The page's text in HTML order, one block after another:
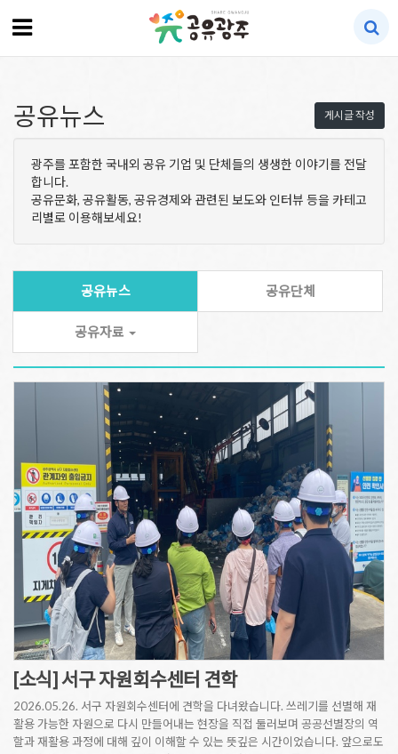
게시글 작성
공유뉴스
광주를 포함한 국내외 공유 기업 및 단체들의 생생한 이야기를 전달
합니다.
공유문화, 공유활동, 공유경제와 관련된 보도와 인터뷰 등을 카테고
리별로 이용해보세요!
공유뉴스 공유단체
공유자료
[소식] 서구 자원회수센터 견학
2026.05.26. 서구 자원회수센터에 견학을 다녀왔습니다. 쓰레기를 선별해 재
활용 가능한 자원으로 다시 만들어내는 현장을 직접 둘러보며 공공선별장의 역
할과 재활용 과정에 대해 깊이 이해할 수 있는 뜻깊은 시간이었습니다. 앞으로도